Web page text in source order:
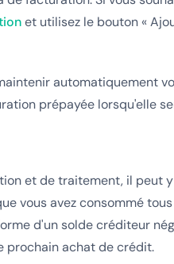
et utilisez le bouton «
automatiquement
prépayée lorsqu'elle
et de traitement, il peut
vous avez consommé
d'un solde créditeur
prochain achat de crédit.